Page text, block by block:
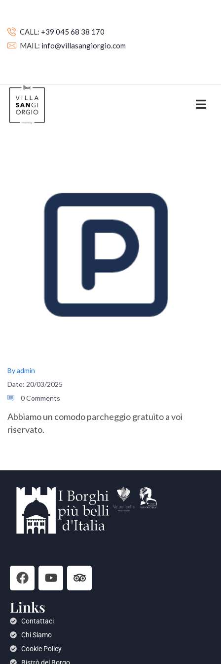
CALL: +39 045 68 38 170
MAIL: info@villasangiorgio.com
By admin
Date: 20/03/2025
0 Comments
Abbiamo un comodo parcheggio gratuito a voi
riservato.
Links
Contattaci
Chi Siamo
Cookie Policy
Bistrò del Borgo